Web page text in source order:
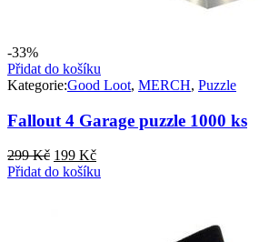
-33%
Přidat do košíku
Kategorie:Good Loot, MERCH, Puzzle
Fallout 4 Garage puzzle 1000 ks
299Kč Původní
cena
199 KčAktuální
cena
Přidat do košíku